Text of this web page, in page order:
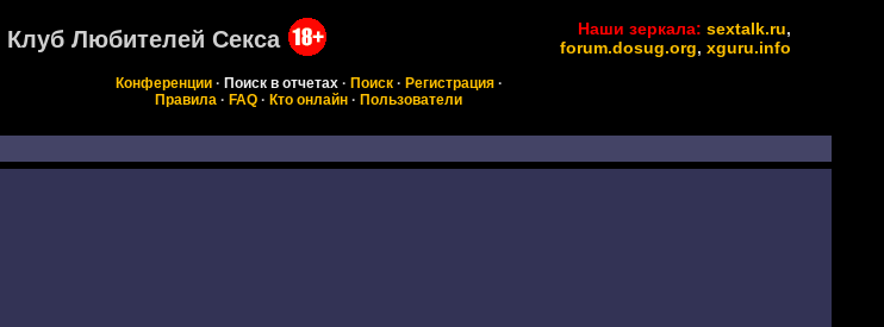
Клуб Любителей Секса Наши зеркала: sextalk.ru,
forum.dosug.org, xguru.info
Конференции· Поиск в отчетах· Поиск· Регистрация·
Правила · FAQ · Кто онлайн · Пользователи